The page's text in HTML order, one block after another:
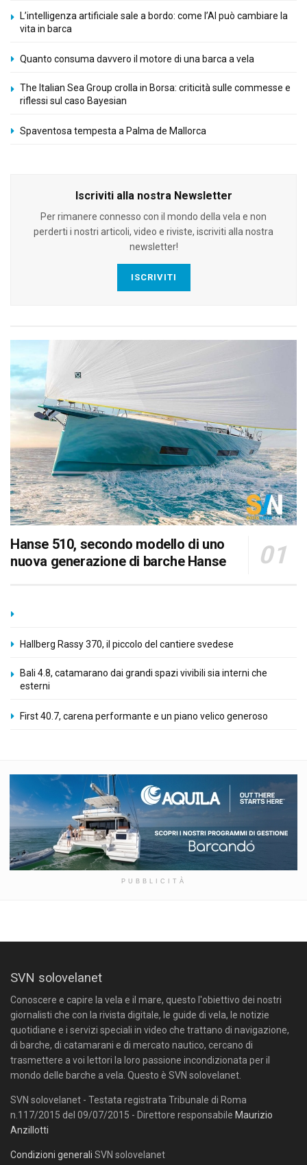
L’intelligenza artificiale sale a bordo: come l’AI può cambiare la
vita in barca
Quanto consuma davvero il motore di una barca a vela
The Italian Sea Group crolla in Borsa: criticità sulle commesse e
riflessi sul caso Bayesian
Spaventosa tempesta a Palma de Mallorca
Iscriviti alla nostra Newsletter
Per rimanere connesso con il mondo della vela e non
perderti i nostri articoli, video e riviste, iscriviti alla nostra
newsletter!
ISCRIVITI
Hanse 510, secondo modello di uno
nuova generazione di barche Hanse
Hallberg Rassy 370, il piccolo del cantiere svedese
Bali 4.8, catamarano dai grandi spazi vivibili sia interni che
esterni
First 40.7, carena performante e un piano velico generoso
PUBBLICITÀ
SVN solovelanet
Conoscere e capire la vela e il mare, questo l'obiettivo dei nostri
giornalisti che con la rivista digitale, le guide di vela, le notizie
quotidiane e i servizi speciali in video che trattano di navigazione,
di barche, di catamarani e di mercato nautico, cercano di
trasmettere a voi lettori la loro passione incondizionata per il
mondo delle barche a vela. Questo è SVN solovelanet.
SVN solovelanet - Testata registrata Tribunale di Roma
n.117/2015 del 09/07/2015 - Direttore responsabile Maurizio
Anzillotti
Condizioni generali SVN solovelanet